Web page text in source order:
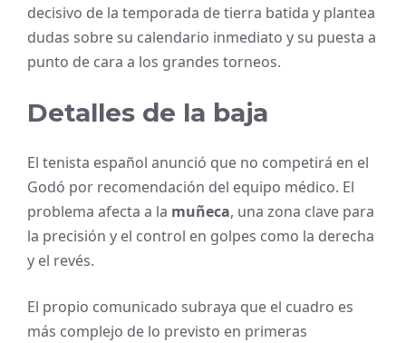
decisivo de la temporada de tierra batida y plantea
dudas sobre su calendario inmediato y su puesta a
punto de cara a los grandes torneos.
Detalles de la baja
El tenista español anunció que no competirá en el
Godó por recomendación del equipo médico. El
problema afecta a la muñeca, una zona clave para
la precisión y el control en golpes como la derecha
y el revés.
El propio comunicado subraya que el cuadro es
más complejo de lo previsto en primeras